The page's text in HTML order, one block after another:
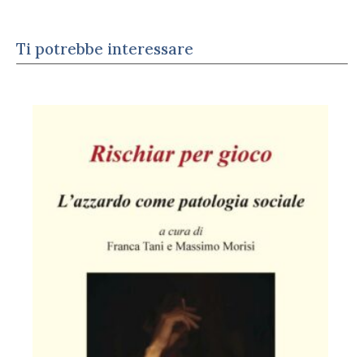
Ti potrebbe interessare